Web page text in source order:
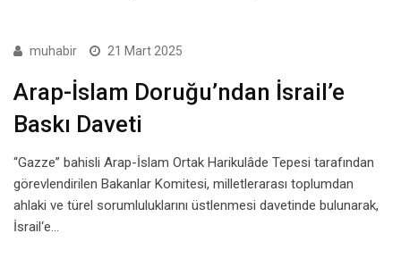
muhabir 21 Mart 2025
Arap-İslam Doruğu’ndan İsrail’e
Baskı Daveti
“Gazze” bahisli Arap-İslam Ortak Harikulâde Tepesi tarafından
görevlendirilen Bakanlar Komitesi, milletlerarası toplumdan
ahlaki ve türel sorumluluklarını üstlenmesi davetinde bulunarak,
İsrail‘e…